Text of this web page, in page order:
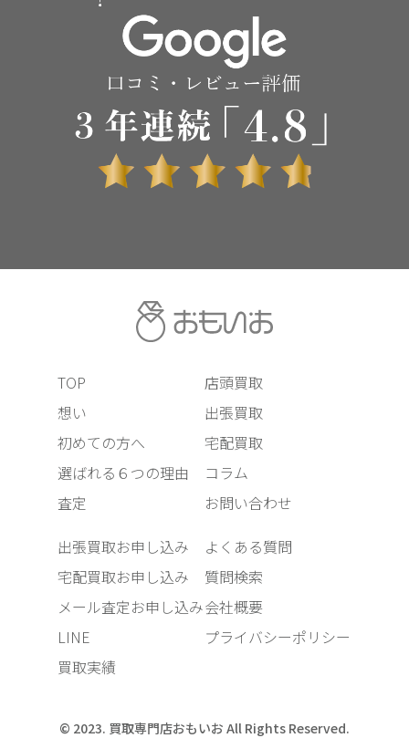
TOP
想い
初めての方へ
選ばれる６つの理由
査定
店頭買取
出張買取
宅配買取
コラム
お問い合わせ
出張買取お申し込み
宅配買取お申し込み
メール査定お申し込み
LINE
買取実績
よくある質問
質問検索
会社概要
プライバシーポリシー
© 2023. 買取専門店おもいお All Rights Reserved.